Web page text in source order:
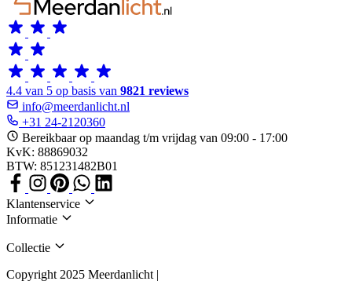
4.4 van 5 op basis van 9821 reviews
info@meerdanlicht.nl
+31 24-2120360
Bereikbaar op maandag t/m vrijdag van 09:00 - 17:00
KvK: 88869032
BTW: 851231482B01
Klantenservice
Informatie
Collectie
Copyright 2025 Meerdanlicht |